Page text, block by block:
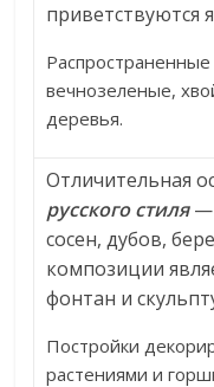
приветствуются
вечнозеленые,
деревья.
Отличительная
русского стиля—
сосен, дубов,
композиции
фонтан и
Постройки
растениями и